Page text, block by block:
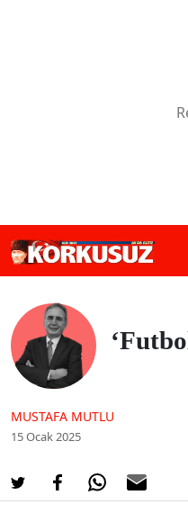
MUSTAFA MUTLU
15 Ocak 2025